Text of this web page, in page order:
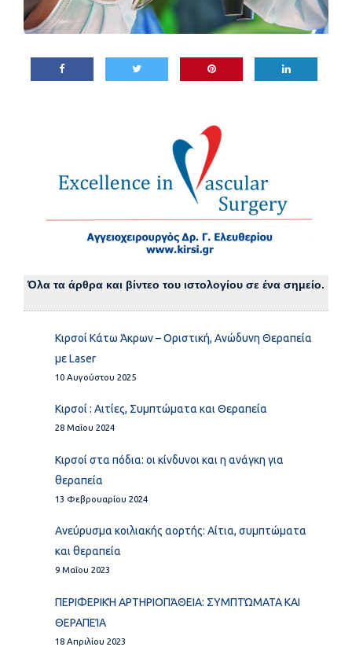
Όλα τα άρθρα και βίντεο του ιστολογίου σε ένα σημείο.
Κιρσοί Κάτω Άκρων – Οριστική, Ανώδυνη Θεραπεία
με Laser
10 Αυγούστου 2025
Κιρσοί : Αιτίες, Συμπτώματα και Θεραπεία
28 Μαΐου 2024
Κιρσοί στα πόδια: οι κίνδυνοι και η ανάγκη για
θεραπεία
13 Φεβρουαρίου 2024
Ανεύρυσμα κοιλιακής αορτής: Αίτια, συμπτώματα
και θεραπεία
9 Μαΐου 2023
ΠΕΡΙΦΕΡΙΚΉ ΑΡΤΗΡΙΟΠΆΘΕΙΑ: ΣΥΜΠΤΏΜΑΤΑ ΚΑΙ
ΘΕΡΑΠΕΊΑ
18 Απριλίου 2023